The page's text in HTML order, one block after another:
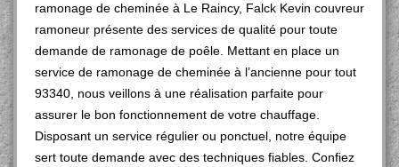
ramonage de cheminée à Le Raincy, Falck Kevin couvreur
ramoneur présente des services de qualité pour toute
demande de ramonage de poêle. Mettant en place un
service de ramonage de cheminée à l’ancienne pour tout
93340, nous veillons à une réalisation parfaite pour
assurer le bon fonctionnement de votre chauffage.
Disposant un service régulier ou ponctuel, notre équipe
sert toute demande avec des techniques fiables. Confiez